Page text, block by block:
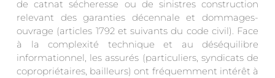
de catnat sécheresse ou de sinistres construction
relevant des garanties décennale et dommages-
ouvrage (articles 1792 et suivants du code civil). Face
à la complexité technique et au déséquilibre
informationnel, les assurés (particuliers, syndicats de
copropriétaires, bailleurs) ont fréquemment intérêt à